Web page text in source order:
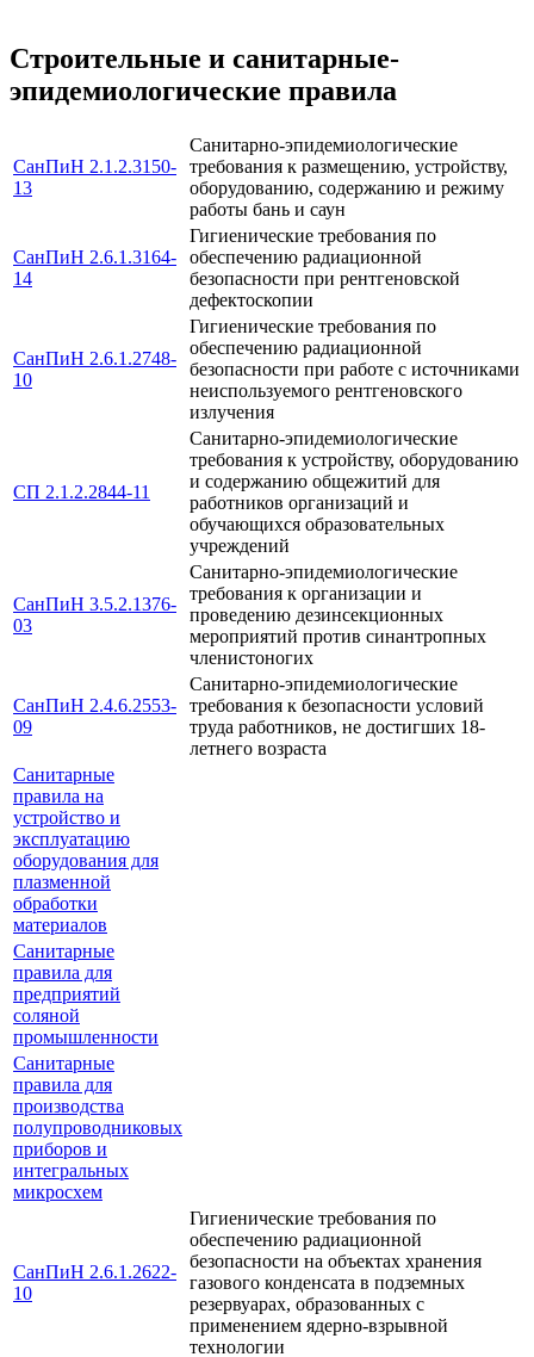
Строительные и санитарные-
эпидемиологические правила
СанПиН 2.1.2.3150-
13
Санитарно-эпидемиологические
требования к размещению, устройству,
оборудованию, содержанию и режиму
работы бань и саун
СанПиН 2.6.1.3164-
14
Гигиенические требования по
обеспечению радиационной
безопасности при рентгеновской
дефектоскопии
СанПиН 2.6.1.2748-
10
Гигиенические требования по
обеспечению радиационной
безопасности при работе с источниками
неиспользуемого рентгеновского
излучения
СП 2.1.2.2844-11
Санитарно-эпидемиологические
требования к устройству, оборудованию
и содержанию общежитий для
работников организаций и
обучающихся образовательных
учреждений
СанПиН 3.5.2.1376-
03
Санитарно-эпидемиологические
требования к организации и
проведению дезинсекционных
мероприятий против синантропных
членистоногих
СанПиН 2.4.6.2553-
09
Санитарно-эпидемиологические
требования к безопасности условий
труда работников, не достигших 18-
летнего возраста
Санитарные
правила на
устройство и
эксплуатацию
оборудования для
плазменной
обработки
материалов
Санитарные
правила для
предприятий
соляной
промышленности
Санитарные
правила для
производства
полупроводниковых
приборов и
интегральных
микросхем
СанПиН 2.6.1.2622-
10
Гигиенические требования по
обеспечению радиационной
безопасности на объектах хранения
газового конденсата в подземных
резервуарах, образованных с
применением ядерно-взрывной
технологии